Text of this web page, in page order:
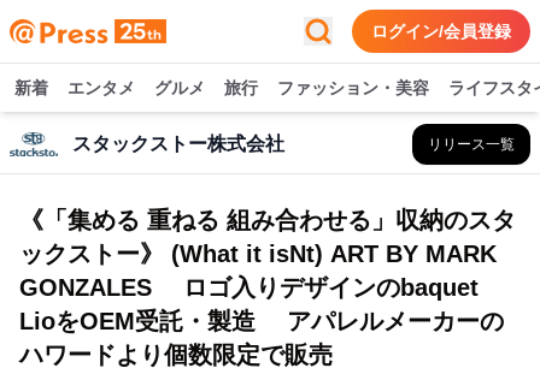
ログイン/会員登録
新着 エンタメ グルメ 旅行 ファッション・美容 ライフスタ
スタックストー株式会社 リリース一覧
《「集める 重ねる 組み合わせる」収納のスタ
ックストー》 (What it isNt) ART BY MARK
GONZALES ロゴ入りデザインのbaquet
LioをOEM受託・製造 アパレルメーカーの
ハワードより個数限定で販売